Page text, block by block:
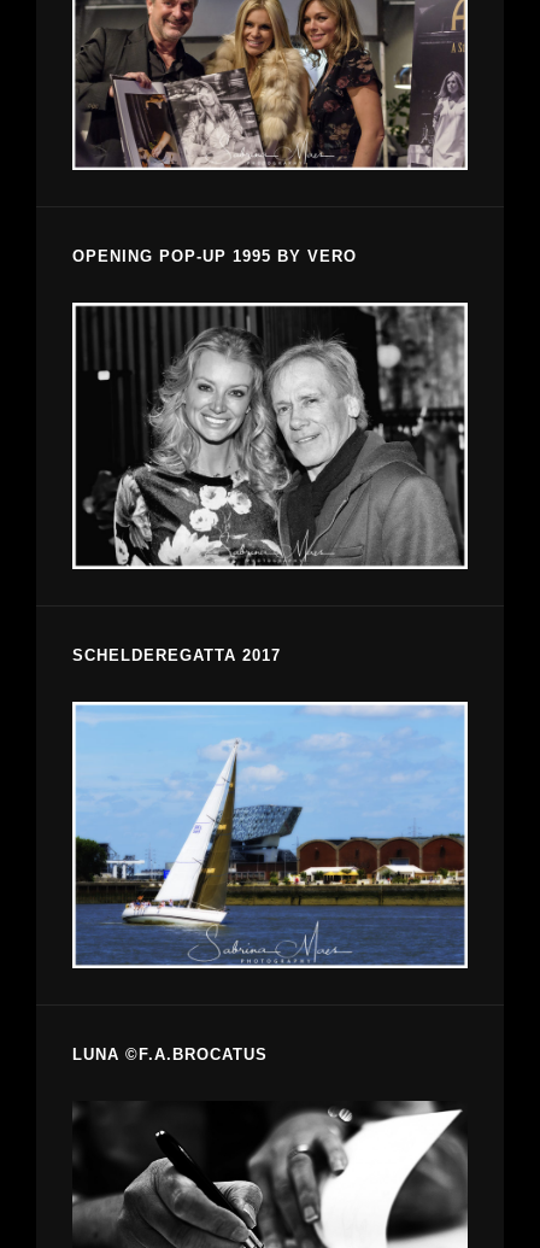
OPENING POP-UP 1995 BY VERO
SCHELDEREGATTA 2017
LUNA ©F.A.BROCATUS